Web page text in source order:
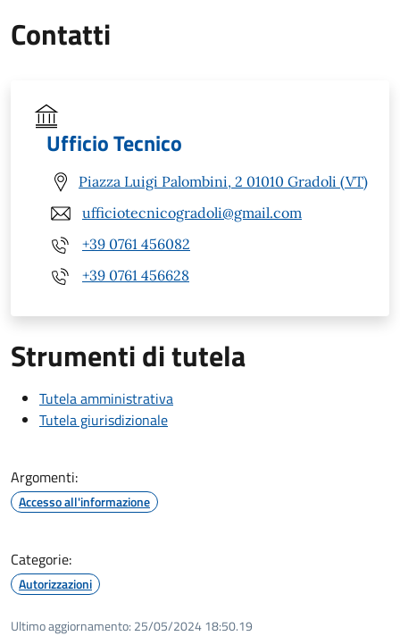
Contatti
Ufficio Tecnico
Piazza Luigi Palombini, 2 01010 Gradoli (VT)
ufficiotecnicogradoli@gmail.com
+39 0761 456082
+39 0761 456628
Strumenti di tutela
Tutela amministrativa
Tutela giurisdizionale
Argomenti:
Accesso all'informazione
Categorie:
Autorizzazioni
Ultimo aggiornamento: 25/05/2024 18:50.19